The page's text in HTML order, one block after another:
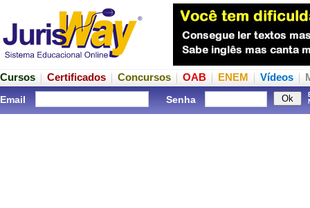
Cursos Certificados Concursos OAB ENEM Vídeos
Email Senha